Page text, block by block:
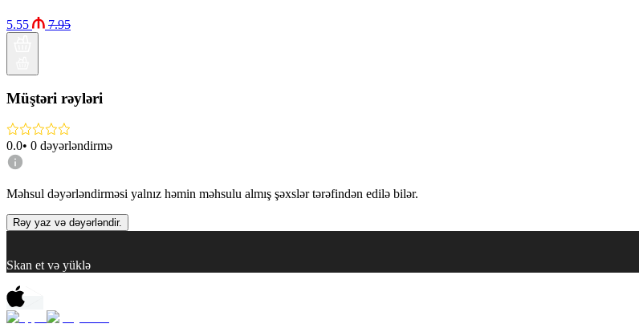
5.55 7.95
Müştəri rəyləri
0.0• 0 dəyərləndirmə
Məhsul dəyərləndirməsi yalnız həmin məhsulu almış şəxslər tərəfindən edilə bilər.
Rəy yaz və dəyərləndir.
Skan et və yüklə